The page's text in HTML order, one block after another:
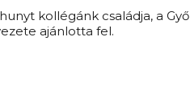
kollégánk családja, a
ajánlotta fel.